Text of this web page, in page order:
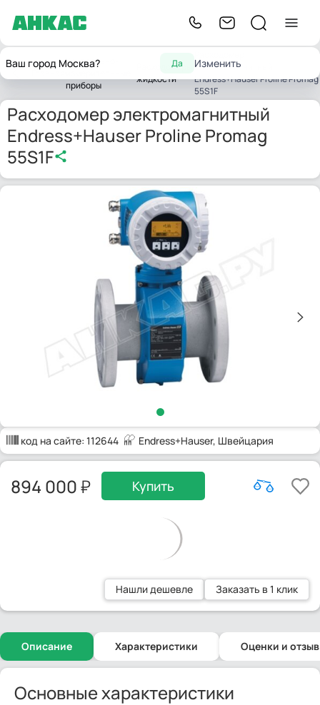
Ваш город Москва? Да Изменить
Главная
Контрольно-
приборы
Расходомеры
жидкости
электромагнитный
Endress+Hauser Proline Promag
55S1F
Расходомер электромагнитный
Endress+Hauser Proline Promag
55S1F
код на сайте: 112644 Endress+Hauser, Швейцария
894 000 Купить
Нашли дешевле Заказать в 1 клик
Описание Характеристики Оценки и
Основные характеристики